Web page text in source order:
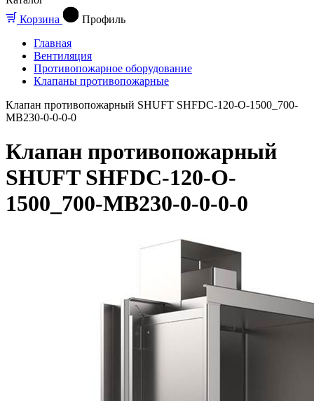
Корзина
Профиль
Главная
Вентиляция
Противопожарное оборудование
Клапаны противопожарные
Клапан противопожарный SHUFT SHFDC-120-O-1500_700-
MB230-0-0-0-0
Клапан противопожарный
SHUFT SHFDC-120-O-
1500_700-MB230-0-0-0-0